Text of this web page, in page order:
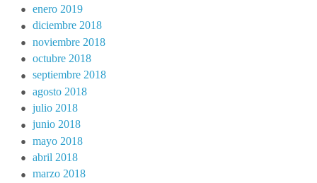
enero 2019
diciembre 2018
noviembre 2018
octubre 2018
septiembre 2018
agosto 2018
julio 2018
junio 2018
mayo 2018
abril 2018
marzo 2018